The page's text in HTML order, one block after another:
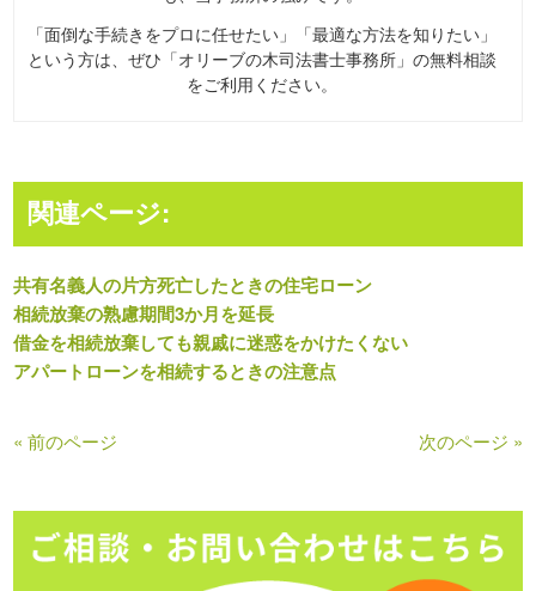
「面倒な手続きをプロに任せたい」「最適な方法を知りたい」
という方は、ぜひ「オリーブの木司法書士事務所」の無料相談
をご利用ください。
関連ページ:
共有名義人の片方死亡したときの住宅ローン
相続放棄の熟慮期間3か月を延長
借金を相続放棄しても親戚に迷惑をかけたくない
アパートローンを相続するときの注意点
« 前のページ 次のページ »